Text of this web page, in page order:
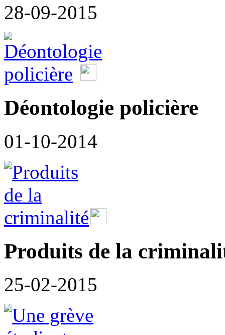
28-09-2015
Déontologie policière
01-10-2014
Produits de la
25-02-2015